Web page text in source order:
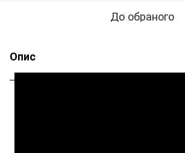
До обраного
Опис